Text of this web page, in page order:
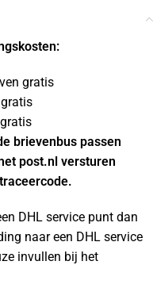
gratis
gratis
brievenbus passen
post.nl versturen
DHL service punt dan
naar een DHL service
invullen bij het